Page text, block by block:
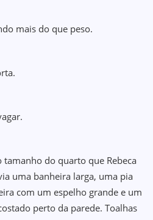
mais do que peso.
tamanho do quarto que Rebeca
uma banheira larga, uma pia
com um espelho grande e um
perto da parede. Toalhas